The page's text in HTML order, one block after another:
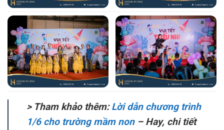
> Tham khảo thêm:Lời dẫn chương trình
1/6 cho trường mầm non– Hay, chi tiết